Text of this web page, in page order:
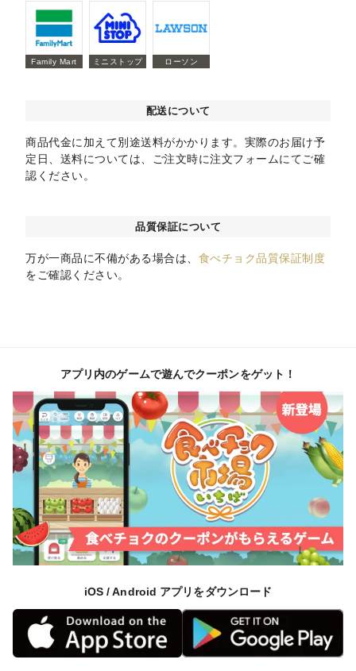
Family Mart ミニストップ ローソン
配送について
商品代金に加えて別途送料がかかります。実際のお届け予
定日、送料については、ご注文時に注文フォームにてご確
認ください。
品質保証について
万が一商品に不備がある場合は、 食べチョク品質保証制度
をご確認ください。
アプリ内のゲームで遊んでクーポンをゲット！
iOS / Android アプリをダウンロード